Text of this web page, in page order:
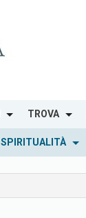
TROVA
SPIRITUALITÀ